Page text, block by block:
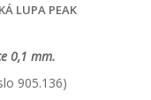
LUPA PEAK
0,1 mm.
905.136)